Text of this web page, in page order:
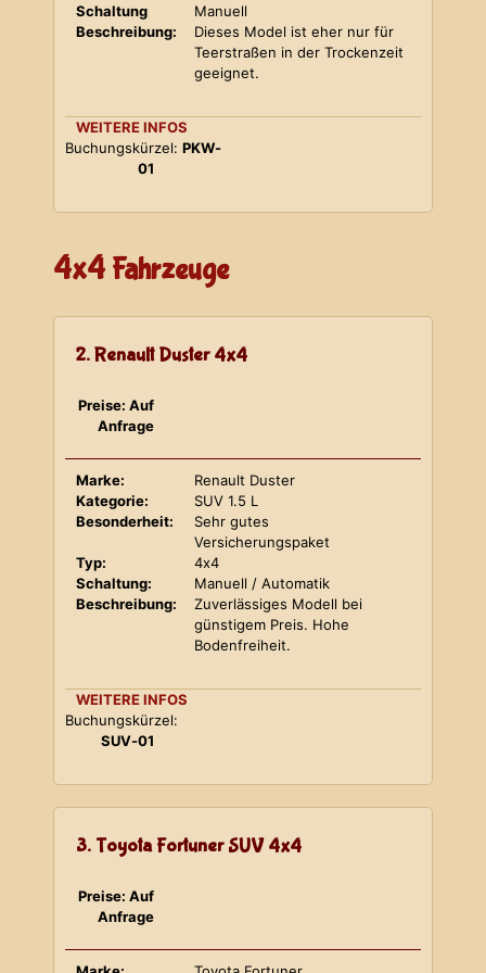
Schaltung
Manuell
Beschreibung:
Dieses Model ist eher nur für
Teerstraßen in der Trockenzeit
geeignet.
WEITERE INFOS
Buchungskürzel: PKW-
01
4x4 Fahrzeuge
2. Renault Duster 4x4
Preise: Auf
Anfrage
Marke:
Renault Duster
Kategorie:
SUV 1.5 L
Besonderheit:
Sehr gutes
Versicherungspaket
Typ:
4x4
Schaltung:
Manuell / Automatik
Beschreibung:
Zuverlässiges Modell bei
günstigem Preis. Hohe
Bodenfreiheit.
WEITERE INFOS
Buchungskürzel:
SUV-01
3. Toyota Fortuner SUV 4x4
Preise: Auf
Anfrage